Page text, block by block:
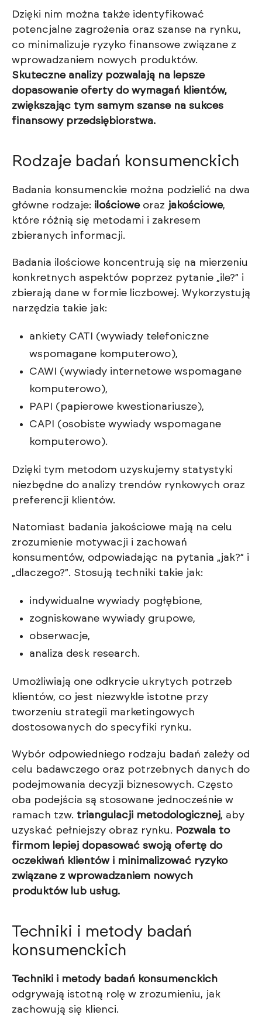
Dzięki nim można także identyfikować
potencjalne zagrożenia oraz szanse na rynku,
co minimalizuje ryzyko finansowe związane z
wprowadzaniem nowych produktów.
Skuteczne analizy pozwalają na lepsze
dopasowanie oferty do wymagań klientów,
zwiększając tym samym szanse na sukces
finansowy przedsiębiorstwa.
Rodzaje badań konsumenckich
Badania konsumenckie można podzielić na dwa
główne rodzaje: ilościoweoraz jakościowe,
które różnią się metodami i zakresem
zbieranych informacji.
Badania ilościowe koncentrują się na mierzeniu
konkretnych aspektów poprzez pytanie „ile?” i
zbierają dane w formie liczbowej. Wykorzystują
narzędzia takie jak:
ankiety CATI (wywiady telefoniczne
wspomagane komputerowo),
CAWI (wywiady internetowe wspomagane
komputerowo),
PAPI (papierowe kwestionariusze),
CAPI (osobiste wywiady wspomagane
komputerowo).
Dzięki tym metodom uzyskujemy statystyki
niezbędne do analizy trendów rynkowych oraz
preferencji klientów.
Natomiast badania jakościowe mają na celu
zrozumienie motywacji i zachowań
konsumentów, odpowiadając na pytania „jak?” i
„dlaczego?”. Stosują techniki takie jak:
indywidualne wywiady pogłębione,
zogniskowane wywiady grupowe,
obserwacje,
analiza desk research.
Umożliwiają one odkrycie ukrytych potrzeb
klientów, co jest niezwykle istotne przy
tworzeniu strategii marketingowych
dostosowanych do specyfiki rynku.
Wybór odpowiedniego rodzaju badań zależy od
celu badawczego oraz potrzebnych danych do
podejmowania decyzji biznesowych. Często
oba podejścia są stosowane jednocześnie w
ramach tzw. triangulacji metodologicznej, aby
uzyskać pełniejszy obraz rynku. Pozwala to
firmom lepiej dopasować swoją ofertę do
oczekiwań klientów i minimalizować ryzyko
związane z wprowadzaniem nowych
produktów lub usług.
Techniki i metody badań
konsumenckich
Techniki i metody badań konsumenckich
odgrywają istotną rolę w zrozumieniu, jak
zachowują się klienci.